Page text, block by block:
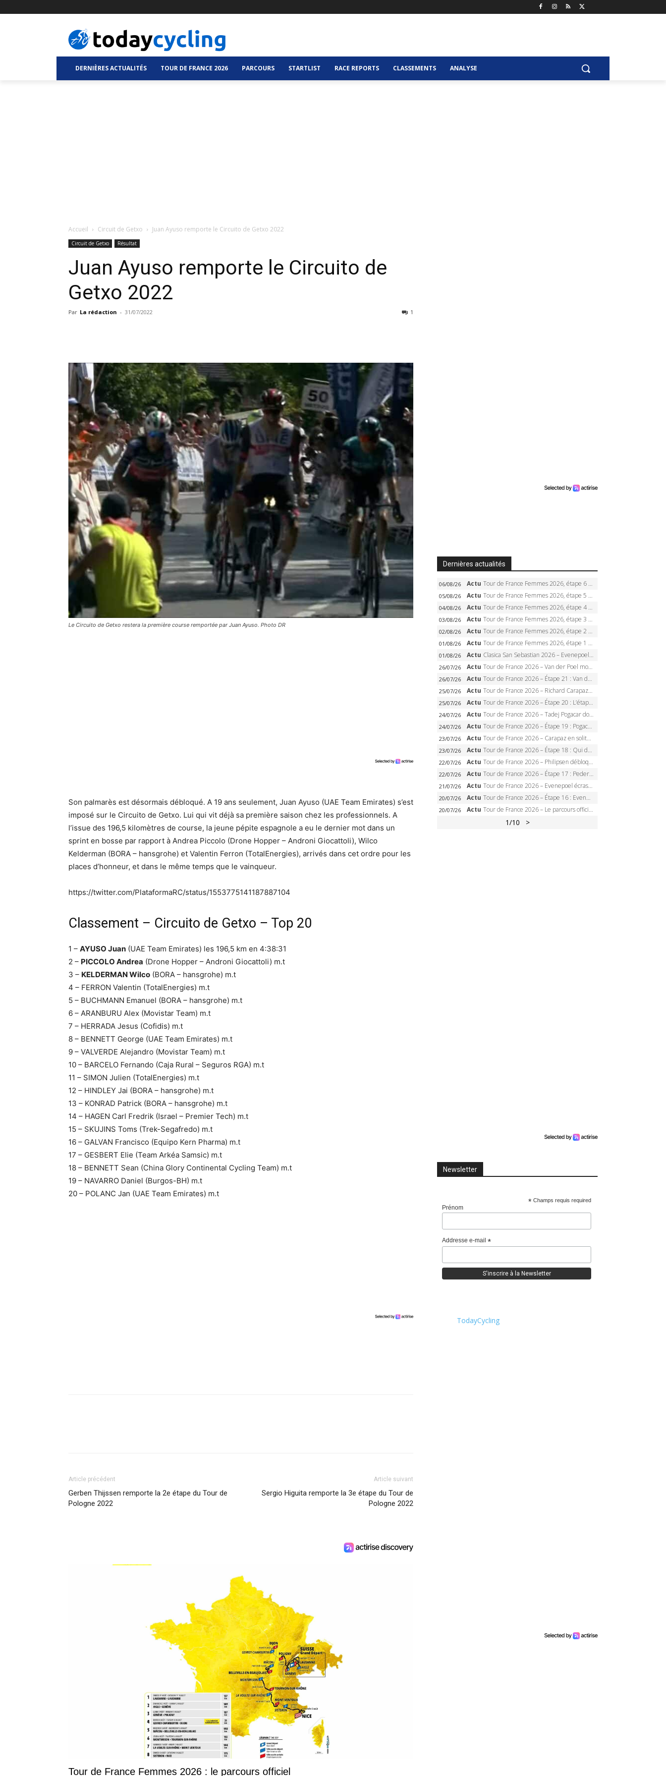
DERNIÈRES ACTUALITÉS TOUR DE FRANCE 2026 PARCOURS STARTLIST RACE REPORTS CLASSEMENTS ANALYSE
Accueil Circuit de Getxo Juan Ayuso remporte le Circuito de Getxo 2022
Circuit de Getxo Résultat
Juan Ayuso remporte le Circuito de
Getxo 2022
Par La rédaction - 31/07/2022 1
Le Circuito de Getxo restera la première course remportée par Juan Ayuso. Photo DR
Son palmarès est désormais débloqué. A 19 ans seulement, Juan Ayuso (UAE Team Emirates) s’est
imposé sur le Circuito de Getxo. Lui qui vit déjà sa première saison chez les professionnels. A
l’issue des 196,5 kilomètres de course, la jeune pépite espagnole a eu le dernier mot dans un
sprint en bosse par rapport à Andrea Piccolo (Drone Hopper – Androni Giocattoli), Wilco
Kelderman (BORA – hansgrohe) et Valentin Ferron (TotalEnergies), arrivés dans cet ordre pour les
places d’honneur, et dans le même temps que le vainqueur.
https://twitter.com/PlataformaRC/status/1553775141187887104
Classement – Circuito de Getxo – Top 20
1 – AYUSO Juan (UAE Team Emirates) les 196,5 km en 4:38:31
2 – PICCOLO Andrea (Drone Hopper – Androni Giocattoli) m.t
3 – KELDERMAN Wilco (BORA – hansgrohe) m.t
4 – FERRON Valentin (TotalEnergies) m.t
5 – BUCHMANN Emanuel (BORA – hansgrohe) m.t
6 – ARANBURU Alex (Movistar Team) m.t
7 – HERRADA Jesus (Cofidis) m.t
8 – BENNETT George (UAE Team Emirates) m.t
9 – VALVERDE Alejandro (Movistar Team) m.t
10 – BARCELO Fernando (Caja Rural – Seguros RGA) m.t
11 – SIMON Julien (TotalEnergies) m.t
12 – HINDLEY Jai (BORA – hansgrohe) m.t
13 – KONRAD Patrick (BORA – hansgrohe) m.t
14 – HAGEN Carl Fredrik (Israel – Premier Tech) m.t
15 – SKUJINS Toms (Trek-Segafredo) m.t
16 – GALVAN Francisco (Equipo Kern Pharma) m.t
17 – GESBERT Elie (Team Arkéa Samsic) m.t
18 – BENNETT Sean (China Glory Continental Cycling Team) m.t
19 – NAVARRO Daniel (Burgos-BH) m.t
20 – POLANC Jan (UAE Team Emirates) m.t
Article précédent
Gerben Thijssen remporte la 2e étape du Tour de
Pologne 2022
Article suivant
Sergio Higuita remporte la 3e étape du Tour de
Pologne 2022
Tour de France Femmes 2026 : le parcours officiel
Dernières actualités
06/08/26 Actu Tour de France Femmes 2026, étape 6 – Kim Le Court-Pienaar gagne à Tournon, Reusser en jaune
05/08/26 Actu Tour de France Femmes 2026, étape 5 – Demi Vollering gagne à Belleville, Reusser en jaune, Ferrand-Prévot coule
04/08/26 Actu Tour de France Femmes 2026, étape 4 – Marlen Reusser écrase le chrono, Ferrand-Prévot en crise
03/08/26 Actu Tour de France Femmes 2026, étape 3 – Sigrid Haugset en solitaire, 88 km d’échappée, maillot jaune
02/08/26 Actu Tour de France Femmes 2026, étape 2 – Lorena Wiebes doublé à Genève, Markus héroïque, 7e record
01/08/26 Actu Tour de France Femmes 2026, étape 1 – Lorena Wiebes intouchable à Lausanne, premier maillot jaune
01/08/26 Actu Clasica San Sebastian 2026 – Evenepoel recordman, 4e victoire, Carapaz battu au sprint
26/07/26 Actu Tour de France 2026 – Van der Poel monumental à Paris, Pogacar égale le record des cinq sacres
26/07/26 Actu Tour de France 2026 – Étape 21 : Van der Poel, Pogacar, qui succédera à Wout van Aert sur les Champs-Elysées ?
25/07/26 Actu Tour de France 2026 – Richard Carapaz roi des Alpes, doublé et maillot à pois, Seixas perd le podium
25/07/26 Actu Tour de France 2026 – Étape 20 : L’étape reine, Galibier, Sarenne, Alpe d’Huez, qui succédera à Pogacar ?
24/07/26 Actu Tour de France 2026 – Tadej Pogacar dompte l’Alpe d’Huez, 5e victoire, record de Pantani pulvérisé
24/07/26 Actu Tour de France 2026 – Étape 19 : Pogacar peut-il enfin dompter l’Alpe d’Huez ?
23/07/26 Actu Tour de France 2026 – Carapaz en solitaire à Orcières-Merlette, Paret-Peintre à un point du maillot à pois
23/07/26 Actu Tour de France 2026 – Étape 18 : Qui domptera Orcières-Merlette, première marche vers l’Alpe d’Huez ?
22/07/26 Actu Tour de France 2026 – Philipsen débloque son compteur à Voiron, Pedersen en danger pour le maillot vert
22/07/26 Actu Tour de France 2026 – Étape 17 : Pedersen peut-il verrouiller le maillot vert à Voiron ?
21/07/26 Actu Tour de France 2026 – Evenepoel écrase le chrono d’Évian, Seixas 4e, Lipowitz abandonne
20/07/26 Actu Tour de France 2026 – Étape 16 : Evenepoel, Pogacar, Ganna… qui domptera le chrono d’Évian pour redessiner le podium ?
20/07/26 Actu Tour de France 2026 – Le parcours officiel complet : 21 étapes, profils, carte et dates
1/10 >
Newsletter
* Champs requis required
Prénom
Addresse e-mail *
TodayCycling